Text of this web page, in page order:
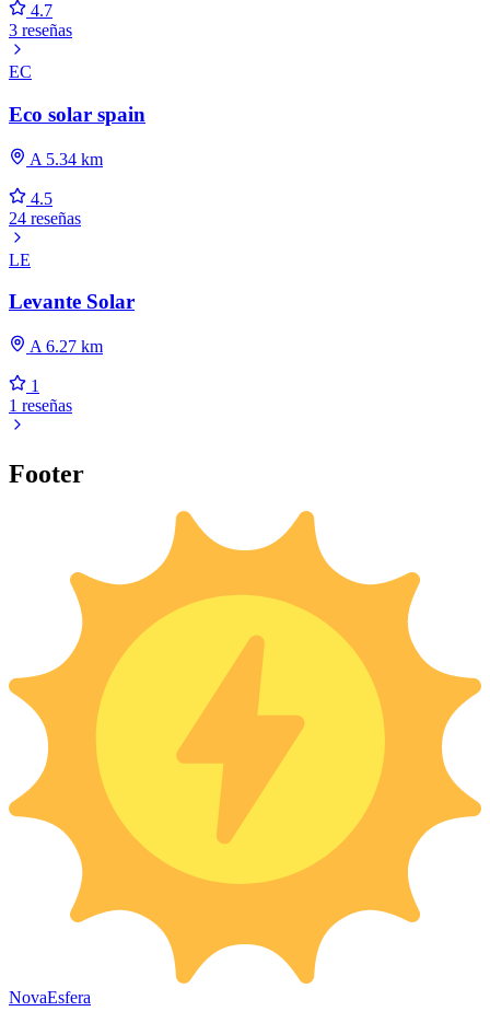
4.7
3 reseñas
EC
Eco solar spain
A 5.34 km
4.5
24 reseñas
LE
Levante Solar
A 6.27 km
1
1 reseñas
Footer
NovaEsfera